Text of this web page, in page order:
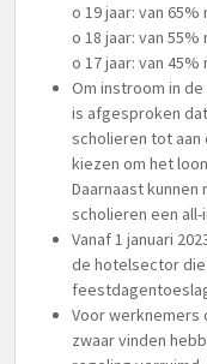
o 19 jaar: van
o 18 jaar: van
o 17 jaar: van
Om instroom in
is afgesproken
scholieren tot aan
kiezen om het
Daarnaast
scholieren een
Vanaf 1 januari
de hotelsector
Voor werknemers
zwaar vinden